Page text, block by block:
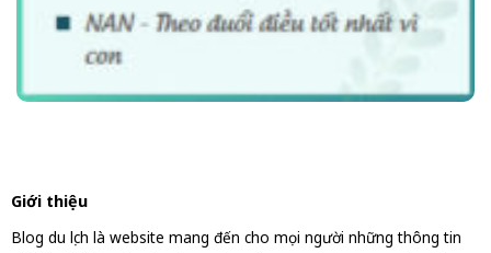
Giới thiệu
Blog du lịch là website mang đến cho mọi người những thông tin